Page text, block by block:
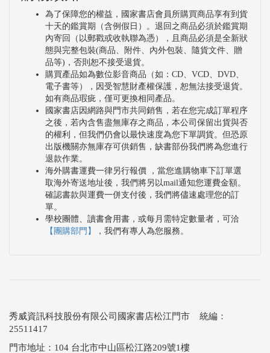
為了保障您的權益，國家書店會員所購買商品享有到貨
十天的鑑賞期（含例假日）。退回之商品必須於鑑賞期
內寄回（以郵戳或收執聯為憑），且商品必須是全新狀
態與完整包裝(商品、附件、內外包裝、隨貨文件、贈
品等)，否則恕不接受退貨。
購買產品如為數位影音商品（如：CD、VCD、DVD、
電子書等），因受智慧財產權保護，恕無法接受退貨。
如有商品瑕疵，僅可更換相同產品。
國家書店因網路與門市共同銷售，若在您完成訂單程序
之後，若內含售盡無庫存之商品，本公司保留出貨與否
的權利，但我們仍會以最快速度為您下單調貨。但恐原
出版機關亦無庫存可供銷售，缺書部份我們將為您進行
退款作業。
海外購書運費一律另行報價 ，當您進購物車下訂單選
取海外寄送地址後，我們將另以mail通知您運費金額。
確認書款與運費一併支付後，我們將儘速處理您的訂
單。
學校團體、讀書會用書，或每月需特定數量者，可洽
【團購部門】
，我們有專人為您服務。
秀威資訊科技股份有限公司國家書店松江門市 統編：
25511417
門市地址：104 台北市中山區松江路209號1樓